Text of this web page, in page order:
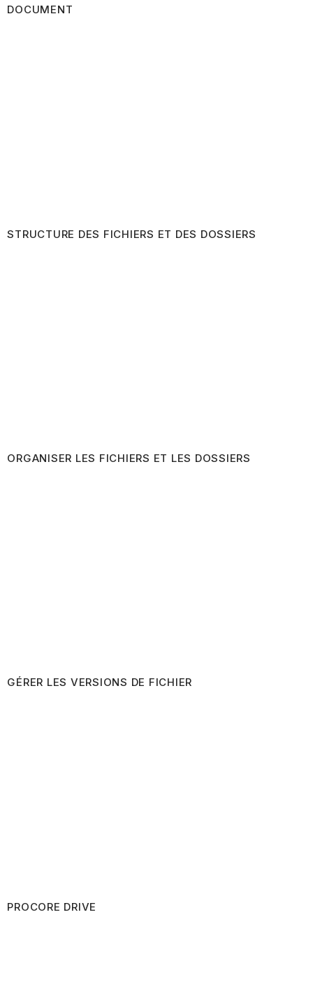
DOCUMENT
STRUCTURE DES FICHIERS ET DES DOSSIERS
ORGANISER LES FICHIERS ET LES DOSSIERS
GÉRER LES VERSIONS DE FICHIER
PROCORE DRIVE